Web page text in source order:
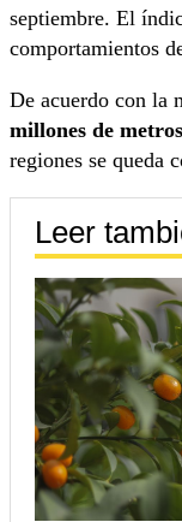
septiembre. El
comportamientos
De acuerdo con la
millones de
regiones se queda
Leer